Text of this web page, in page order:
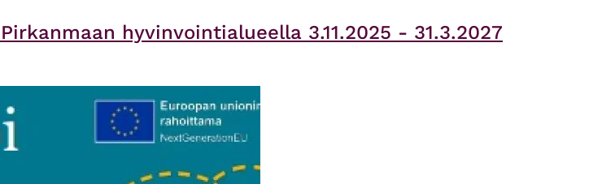
hyvinvointialueella 3.11.2025 - 31.3.2027